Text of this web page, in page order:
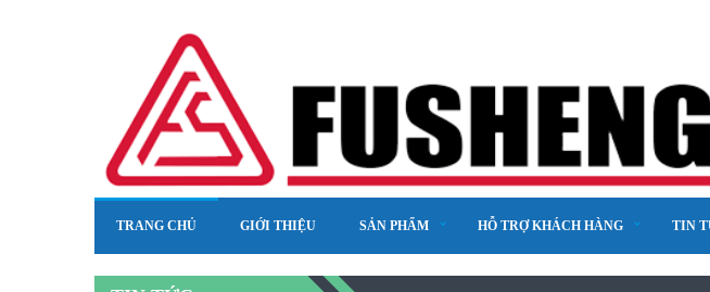
TRANG CHỦ GIỚI THIỆU SẢN PHẨM HỖ TRỢ KHÁCH HÀNG TIN